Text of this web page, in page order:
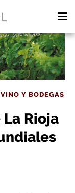
VINO Y BODEGAS
Rioja